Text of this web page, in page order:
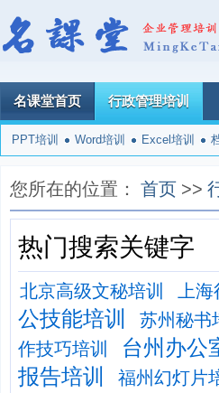
名课堂首页 行政管理培训
PPT培训 Word培训 Excel培训
您所在的位置： 首页 >>
热门搜索关键字
北京高级文秘培训 上
公技能培训 苏州秘书
作技巧培训
台州办公
报告培训
福州幻灯片